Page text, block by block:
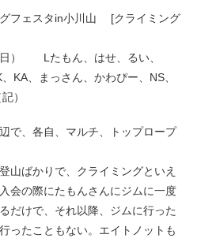
フェスタin小川山 [クライミング
日） Lたもん、はせ、るい、
KA、まっさん、かわぴー、NS、
）
で、各自、マルチ、トップロープ
山ばかりで、クライミングといえ
会の際にたもんさんにジムに一度
だけで、それ以降、ジムに行った
ったこともない。エイトノットも